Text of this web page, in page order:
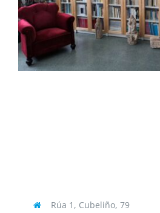
Rúa 1, Cubeliño, 79